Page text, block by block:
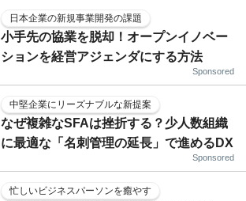
日本企業の新規事業開発の課題
小手先の協業を脱却！オープンイノベー
ションを経営アジェンダにする方法
Sponsored
中堅企業にリーズナブルな新提案
なぜ複雑なSFAは挫折する？少人数組織
に最適な「名刺管理の延長」で進めるDX
Sponsored
忙しいビジネスパーソンを癒やす